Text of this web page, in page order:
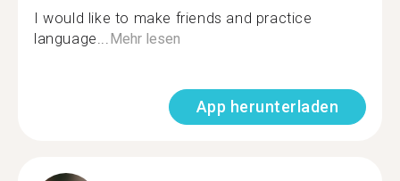
I would like to make friends and practice
language...Mehr lesen
App herunterladen